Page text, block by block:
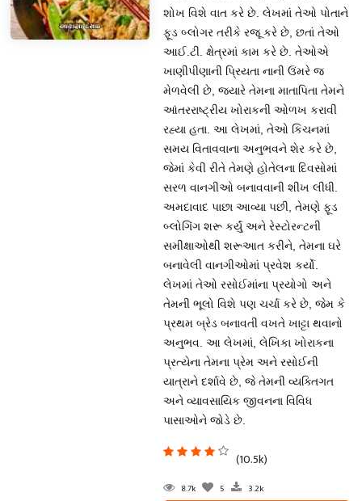
શોખ વિશે વાત કરે છે. લેખમાં તેઓ પોતાને
ફૂડ બ્લોગર તરીકે રજૂ કરે છે, છતાં તેઓ
આઈ.ટી. ક્ષેત્રમાં કામ કરે છે. તેઓએ
ખાણીપીણાની પ્રિયતા નાની ઉંમરે જ
મેળવેલી છે, જ્યારે તેમના માતાપિતા તેમને
આંતરરાષ્ટ્રીય ખોરાકની ઓળખ કરાવી
રહ્યા હતા. આ લેખમાં, તેઓ કિચનમાં
સમય વિતાવવાના અનુભવને શેર કરે છે,
જેમાં કેવી રીતે તેમણે હોતેલના દિવસોમાં
સરળ વાનગીઓ બનાવવાની શીખ લીધી.
અમદાવાદ પાછા આવ્યા પછી, તેમણે ફૂડ
બ્લોગિંગ શરૂ કર્યું અને રેસ્ટોરન્ટની
સમીક્ષાઓથી શરૂઆત કરીને, તેમના ઘરે
બનાવેલી વાનગીઓમાં પ્રવેશ કર્યો.
લેખમાં તેઓ રસોઈમાંના પ્રયોગો અને
તેમની ભૂલો વિશે પણ ચર્ચા કરે છે, જેમ કે
પ્રથમ બ્રેડ બનાવતી વખતે ખાટ્ટા થવાનો
અનુભવ. આ લેખમાં, લેખિકા ખોરાકના
પ્રત્યેના તેમના પ્રેમ અને રસોઈની
યાત્રાને દર્શાવે છે, જે તેમની વ્યક્તિગત
અને વ્યાવસાયિક જીવનના વિવિધ
પાસાઓને જોડે છે.
(10.5k)
8.7k 5 3.2k